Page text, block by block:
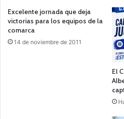
Excelente jornada que deja
victorias para los equipos de la
comarca
14 de noviembre de 2011
El